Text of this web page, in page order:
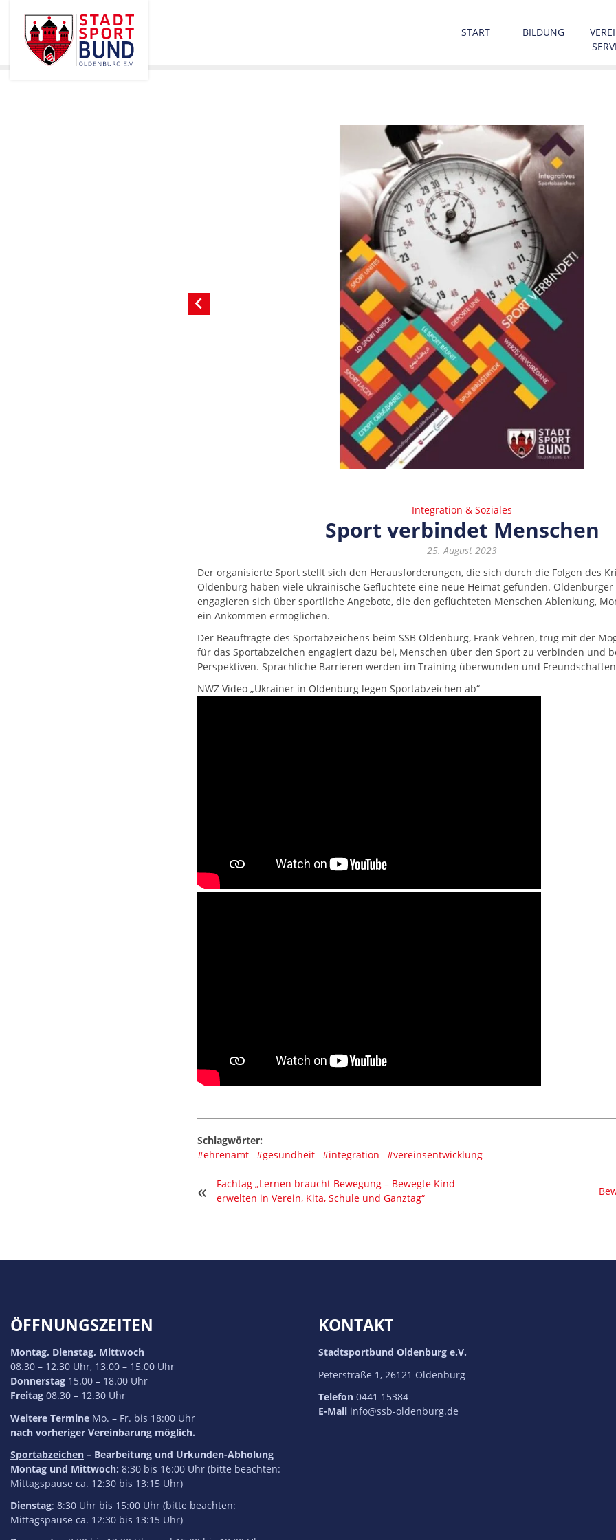
START BILDUNG
Integration & Soziales
Sport verbindet Menschen
25. August 2023
Der organisierte Sport stellt sich den Herausforderungen, die sich durch die Folgen des
Oldenburg haben viele ukrainische Geflüchtete eine neue Heimat gefunden. Oldenburger
engagieren sich über sportliche Angebote, die den geflüchteten Menschen Ablenkung,
ein Ankommen ermöglichen.
Der Beauftragte des Sportabzeichens beim SSB Oldenburg, Frank Vehren, trug mit der
für das Sportabzeichen engagiert dazu bei, Menschen über den Sport zu verbinden und
Perspektiven. Sprachliche Barrieren werden im Training überwunden und
NWZ Video „Ukrainer in Oldenburg legen Sportabzeichen ab“
Schlagwörter:
#ehrenamt #gesundheit #integration #vereinsentwicklung
«
Fachtag „Lernen braucht Bewegung – Bewegte Kind
erwelten in Verein, Kita, Schule und Ganztag“
ÖFFNUNGSZEITEN
Montag, Dienstag, Mittwoch
08.30 – 12.30 Uhr, 13.00 – 15.00 Uhr
Donnerstag 15.00 – 18.00 Uhr
Freitag 08.30 – 12.30 Uhr
Weitere Termine Mo. – Fr. bis 18:00 Uhr
nach vorheriger Vereinbarung möglich.
Sportabzeichen – Bearbeitung und Urkunden-Abholung
Montag und Mittwoch: 8:30 bis 16:00 Uhr (bitte beachten:
Mittagspause ca. 12:30 bis 13:15 Uhr)
Dienstag: 8:30 Uhr bis 15:00 Uhr (bitte beachten:
Mittagspause ca. 12:30 bis 13:15 Uhr)
KONTAKT
Stadtsportbund Oldenburg e.V.
Peterstraße 1, 26121 Oldenburg
Telefon0441 15384
E-Mail info@ssb-oldenburg.de